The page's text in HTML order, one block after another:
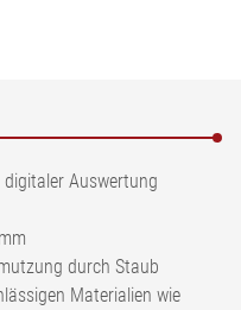
Auswertung
durch Staub
Materialien wie